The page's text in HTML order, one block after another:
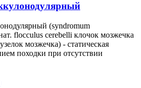
(syndromum
flocculus cerebelli клочок мозжечка
мозжечка) - статическая
походки при отсутствии